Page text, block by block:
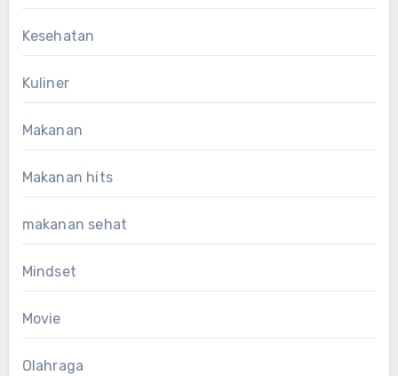
Kesehatan
Kuliner
Makanan
Makanan hits
makanan sehat
Mindset
Movie
Olahraga